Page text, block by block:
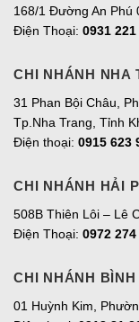
168/1 Đường An Phú
Điện Thoại: 0931 221
CHI NHÁNH NHA
31 Phan Bội Châu,
Tp.Nha Trang, Tỉnh
Điện thoại: 0915 623
CHI NHÁNH HẢI
508B Thiên Lôi – Lê
Điện Thoại: 0972 274
CHI NHÁNH
01 Huỳnh Kim,